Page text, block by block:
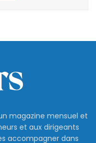
magazine mensuel et
et aux dirigeants
accompagner dans